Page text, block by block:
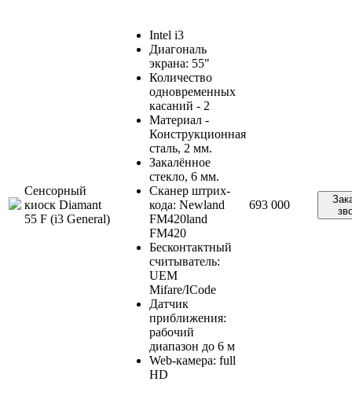
Сенсорный
киоск Diamant
55 F (i3 General)
Intel i3
Диагональ
экрана: 55"
Количество
одновременных
касаний - 2
Материал -
Конструкционная
сталь, 2 мм.
Закалённое
стекло, 6 мм.
Сканер штрих-
кода: Newland
FM420land
FM420
Бесконтактный
считыватель:
UEM
Mifare/ICode
Датчик
приближения:
рабочий
диапазон до 6 м
Web-камера: full
HD
693 000